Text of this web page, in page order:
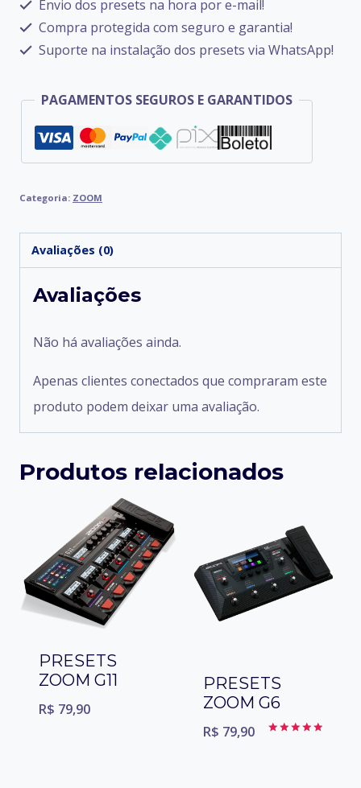
Envio dos presets na hora por e-mail!
Compra protegida com seguro e garantia!
Suporte na instalação dos presets via WhatsApp!
PAGAMENTOS SEGUROS E GARANTIDOS
Categoria: ZOOM
Avaliações (0)
Avaliações
Não há avaliações ainda.
Apenas clientes conectados que compraram este
produto podem deixar uma avaliação.
Produtos relacionados
PRESETS
ZOOM G11
R$ 79,90
PRESETS
ZOOM G6
R$ 79,90